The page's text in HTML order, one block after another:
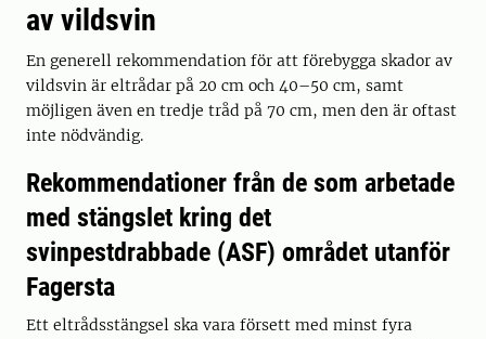
av vildsvin
En generell rekommendation för att förebygga skador av
vildsvin är eltrådar på 20 cm och 40–50 cm, samt
möjligen även en tredje tråd på 70 cm, men den är oftast
inte nödvändig.
Rekommendationer från de som arbetade
med stängslet kring det
svinpestdrabbade (ASF) området utanför
Fagersta
Ett eltrådsstängsel ska vara försett med minst fyra